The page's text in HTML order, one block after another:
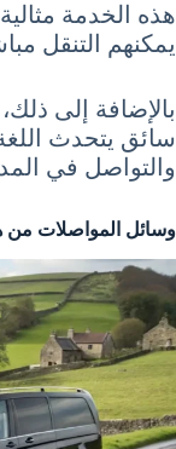
هذه الخدمة
يمكنهم التنقل
بالإضافة إلى
سائق يتحدث
والتواصل في
وسائل المواصلات من